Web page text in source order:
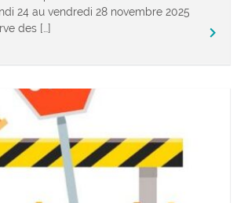
24 au vendredi 28 novembre 2025
des […]
keyboard_arrow_right